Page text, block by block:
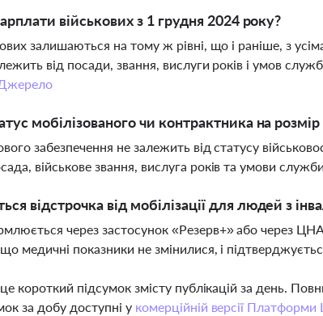
військових з 1 грудня 2024 року?
залишаються на тому ж рівні, що і раніше, з
від посади, звання, вислуги років і умов
мобілізованого чи контрактника на
забезпечення не залежить від статусу
військове звання, вислуга років та умови
відстрочка від мобілізації для людей з
через застосунок «Резерв+» або через
медичні показники не змінилися, і
короткий підсумок змісту публікацій за день.
за добу доступні у комерційній версії Платформи